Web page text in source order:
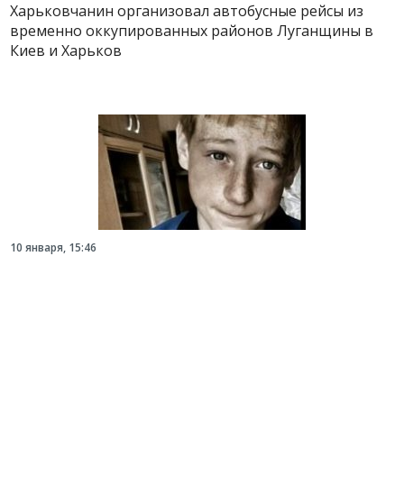
Харьковчанин организовал автобусные рейсы из
временно оккупированных районов Луганщины в
Киев и Харьков
10 января, 15:46